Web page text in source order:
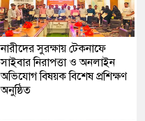
নারীদের সুরক্ষায় টেকনাফে
সাইবার নিরাপত্তা ও অনলাইন
অভিযোগ বিষয়ক বিশেষ প্রশিক্ষণ
অনুষ্ঠিত